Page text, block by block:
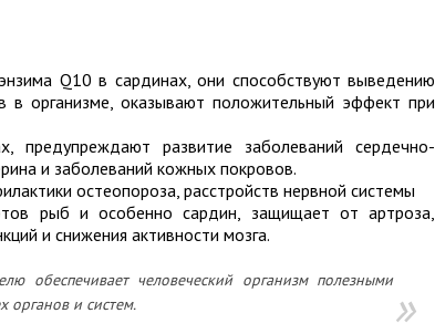
Q10 в сардинах, они способствуют выведению
в организме, оказывают положительный эффект при
предупреждают развитие заболеваний сердечно-
и заболеваний кожных покровов.
остеопороза, расстройств нервной системы
рыб и особенно сардин, защищает от артроза,
и снижения активности мозга.
обеспечивает человеческий организм полезными
органов и систем.